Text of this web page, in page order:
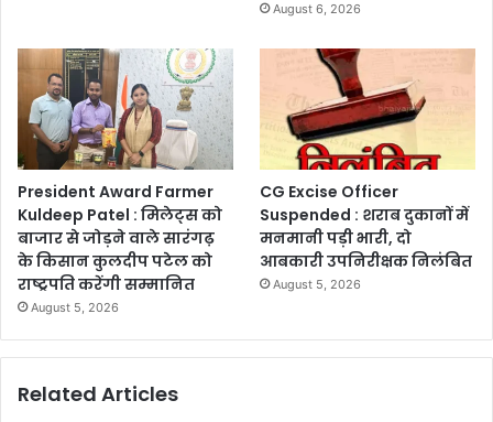
August 6, 2026
President Award Farmer
Kuldeep Patel : मिलेट्स को
बाजार से जोड़ने वाले सारंगढ़
के किसान कुलदीप पटेल को
राष्ट्रपति करेंगी सम्मानित
August 5, 2026
CG Excise Officer
Suspended : शराब दुकानों में
मनमानी पड़ी भारी, दो
आबकारी उपनिरीक्षक निलंबित
August 5, 2026
Related Articles